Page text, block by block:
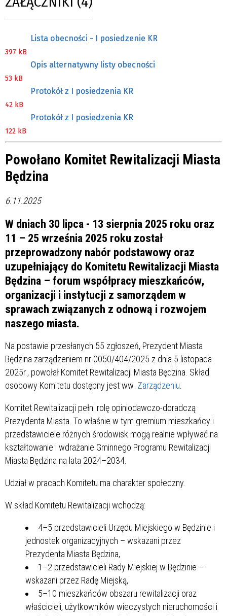
Lista obecności - I posiedzenie KR
397 kB
Opis alternatywny listy obecności
53 kB
Protokół z I posiedzenia KR
42 kB
Protokół z I posiedzenia KR
122 kB
Powołano Komitet Rewitalizacji Miasta
Będzina
6.11.2025
W dniach 30 lipca - 13 sierpnia 2025 roku oraz
11 – 25 września 2025 roku został
przeprowadzony nabór podstawowy oraz
uzupełniający do Komitetu Rewitalizacji Miasta
Będzina – forum współpracy mieszkańców,
organizacji i instytucji z samorządem w
sprawach związanych z odnową i rozwojem
naszego miasta.
Na postawie przesłanych 55 zgłoszeń, Prezydent Miasta
Będzina zarządzeniem nr 0050/404/2025 z dnia 5 listopada
2025r., powołał Komitet Rewitalizacji Miasta Będzina. Skład
osobowy Komitetu dostępny jest ww. Zarządzeniu
Komitet Rewitalizacji pełni rolę opiniodawczo-doradczą
Prezydenta Miasta. To właśnie w tym gremium mieszkańcy i
przedstawiciele różnych środowisk mogą realnie wpływać na
kształtowanie i wdrażanie Gminnego Programu Rewitalizacji
Miasta Będzina na lata 2024–2034.
Udział w pracach Komitetu ma charakter społeczny.
W skład Komitetu Rewitalizacji wchodzą:
4–5 przedstawicieli Urzędu Miejskiego w Będzinie i
jednostek organizacyjnych – wskazani przez
Prezydenta Miasta Będzina,
1–2 przedstawicieli Rady Miejskiej w Będzinie –
wskazani przez Radę Miejską,
5–10 mieszkańców obszaru rewitalizacji oraz
właścicieli, użytkowników wieczystych nieruchomości i